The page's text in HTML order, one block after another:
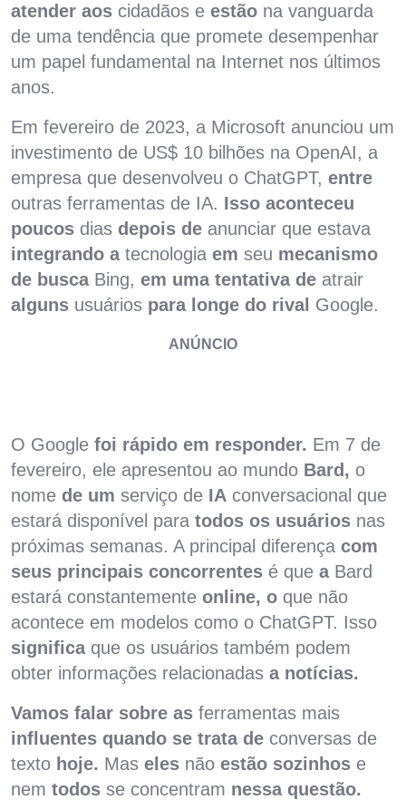
atender aos cidadãos e estão na vanguarda
de uma tendência que promete desempenhar
um papel fundamental na Internet nos últimos
anos.
Em fevereiro de 2023, a Microsoft anunciou um
investimento de US$ 10 bilhões na OpenAI, a
empresa que desenvolveu o ChatGPT, entre
outras ferramentas de IA. Isso aconteceu
poucos dias depois de anunciar que estava
integrando atecnologia em seu mecanismo
de buscaBing, em uma tentativa de atrair
alguns usuários para longe do rival Google.
ANÚNCIO
O Google foi rápido em responder. Em 7 de
fevereiro, ele apresentou ao mundo Bard, o
nome de um serviço de IA conversacional que
estará disponível para todos os usuários nas
próximas semanas. A principal diferença com
seus principais concorrentes é que aBard
estará constantemente online, o que não
acontece em modelos como o ChatGPT. Isso
significaque os usuários também podem
obter informações relacionadas a notícias.
Vamos falar sobre as ferramentas mais
influentes quando se trata de conversas de
texto hoje. Mas eles não estão sozinhos e
nem todos se concentram nessa questão.